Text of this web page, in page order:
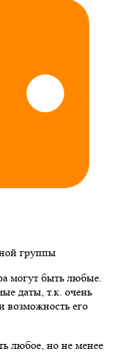
группы
могут быть любые.
даты, т.к. очень
возможность его
любое, но не менее